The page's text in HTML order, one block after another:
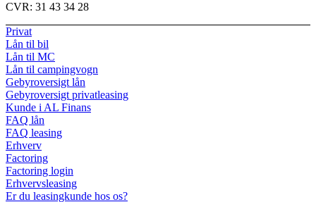
CVR: 31 43 34 28
Privat
Lån til bil
Lån til MC
Lån til campingvogn
Gebyroversigt lån
Gebyroversigt privatleasing
Kunde i AL Finans
FAQ lån
FAQ leasing
Erhverv
Factoring
Factoring login
Erhvervsleasing
Er du leasingkunde hos os?